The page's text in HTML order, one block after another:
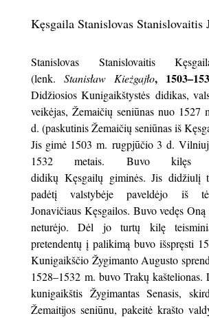
Kęsgaila Stanislovas Stanislovaitis
Stanislovas Stanislovaitis
(lenk.Stanisław Kieżgajło,
Didžiosios Kunigaikštystės didikas,
veikėjas, Žemaičių seniūnas nuo 1527
d. (paskutinis Žemaičių seniūnas iš
Jis gimė 1503 m. rugpjūčio 3 d.
1532 metais. Buvo kilęs
didikų Kęsgailų giminės. Jis didžiulį
padėtį valstybėje paveldėjo iš
Jonavičiaus Kęsgailos. Buvo vedęs
neturėjo. Dėl jo turtų kilę
pretendentų į palikimą buvo išspręsti
Kunigaikščio Žygimanto Augusto
1528–1532 m. buvo Trakų kaštelionas.
kunigaikštis Žygimantas Senasis,
Žemaitijos seniūnu, pakeitė krašto